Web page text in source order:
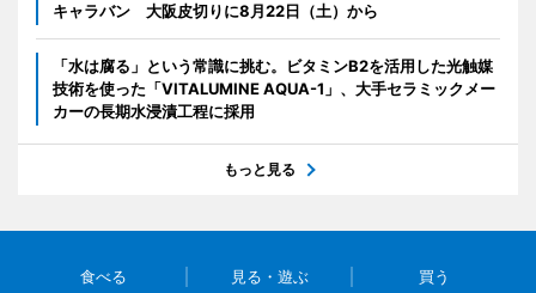
キャラバン 大阪皮切りに8月22日（土）から
「水は腐る」という常識に挑む。ビタミンB2を活用した光触媒
技術を使った「VITALUMINE AQUA-1」、大手セラミックメー
カーの長期水浸漬工程に採用
もっと見る
食べる 見る・遊ぶ 買う